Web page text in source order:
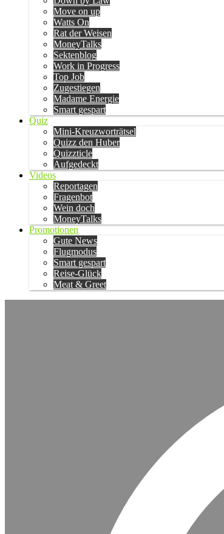
Move on up
Watts On
Rat der Weisen
MoneyTalks
Sektenblog
Work in Progress
Top Job
Zugestiegen
Madame Energie
Smart gespart
Quiz
Mini-Kreuzworträtsel
Quizz den Huber
Quizzticle
Aufgedeckt
Videos
Reportagen
Fragenbot
Wein doch
MoneyTalks
Promotionen
Gute News
Flugmodus
Smart gespart
Reise-Glück
Meat & Greet